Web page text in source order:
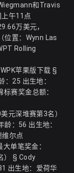
和Travis
午11点
万美元，
位置：Wynn Las
Rolling
WPK苹果版下载 §
25 出生地：
赛奖金总额：
元深堆赛第3名）
：56 出生地：
维尔点
单笔奖金：
） § Cody
出生地：爱荷华